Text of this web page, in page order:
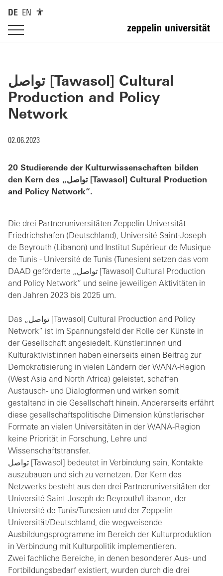
DE EN
تواصل [Tawasol] Cultural
Production and Policy
Network
02.06.2023
20 Studierende der Kulturwissenschaften bilden
den Kern des „تواصل [Tawasol] Cultural Production
and Policy Network“.
Die drei Partneruniversitäten Zeppelin Universität
Friedrichshafen (Deutschland), Université Saint-Joseph
de Beyrouth (Libanon) und Institut Supérieur de Musique
de Tunis - Université de Tunis (Tunesien) setzen das vom
DAAD geförderte „تواصل [Tawasol] Cultural Production
and Policy Network“ und seine jeweiligen Aktivitäten in
den Jahren 2023 bis 2025 um.
Das „تواصل [Tawasol] Cultural Production and Policy
Network“ ist im Spannungsfeld der Rolle der Künste in
der Gesellschaft angesiedelt. Künstler:innen und
Kulturaktivist:innen haben einerseits einen Beitrag zur
Demokratisierung in vielen Ländern der WANA-Region
(West Asia and North Africa) geleistet, schaffen
Austausch- und Dialogformen und wirken somit
gestaltend in die Gesellschaft hinein. Andererseits erfährt
diese gesellschaftspolitische Dimension künstlerischer
Formate an vielen Universitäten in der WANA-Region
keine Priorität in Forschung, Lehre und
Wissenschaftstransfer.
تواصل [Tawasol] bedeutet in Verbindung sein, Kontakte
auszubauen und sich zu vernetzen. Der Kern des
Netzwerks besteht aus den drei Partneruniversitäten der
Université Saint-Joseph de Beyrouth/Libanon, der
Université de Tunis/Tunesien und der Zeppelin
Universität/Deutschland, die wegweisende
Ausbildungsprogramme im Bereich der Kulturproduktion
in Verbindung mit Kulturpolitik implementieren.
Zwei fachliche Bereiche, in denen besonderer Aus- und
Fortbildungsbedarf existiert, wurden durch die drei